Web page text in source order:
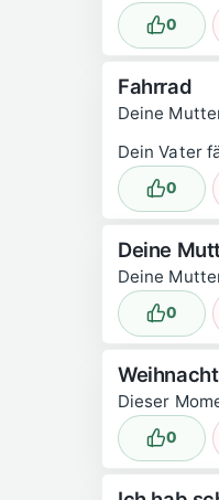
Lustig
0
Fahrrad
Deine
Dein Vater
Lustig
0
Deine
Deine
Lustig
0
Dieser
Lustig
0